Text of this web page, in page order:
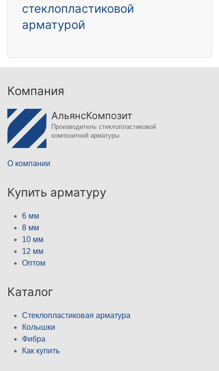
стеклопластиковой
арматурой
Компания
АльянсКомпозит
Производитель стеклопластиковой
композитной арматуры
О компании
Купить арматуру
6 мм
8 мм
10 мм
12 мм
Оптом
Каталог
Стеклопластиковая арматура
Колышки
Фибра
Как купить